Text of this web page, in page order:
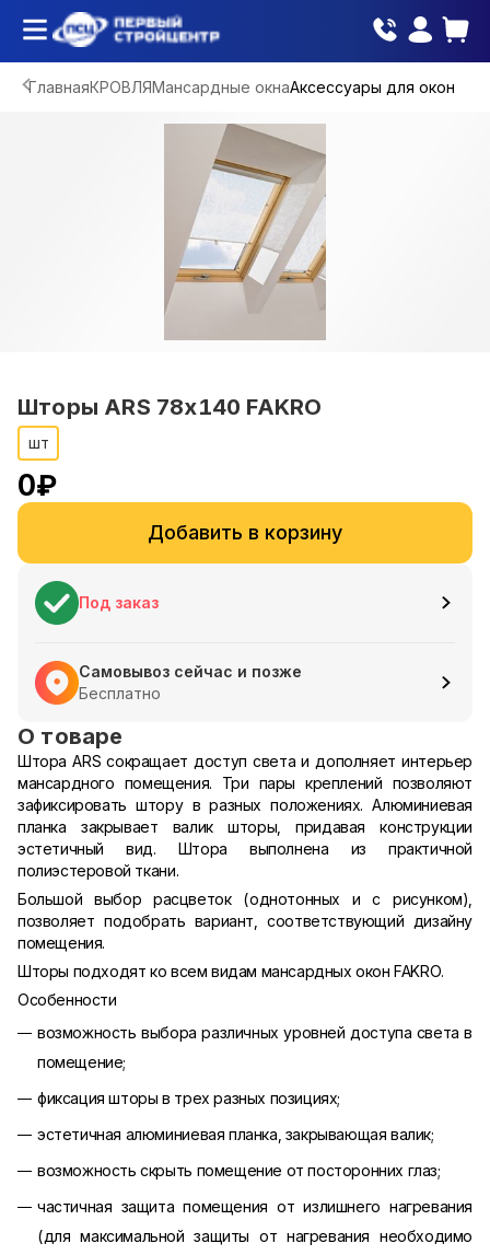
ГлавнаяКРОВЛЯМансардные окнаАксессуары для окон
Шторы ARS 78х140 FAKRO
шт
0₽
Добавить в корзину
Под заказ
Самовывоз сейчас и позже
Бесплатно
О товаре
Штора ARS сокращает доступ света и дополняет интерьер
мансардного помещения. Три пары креплений позволяют
зафиксировать штору в разных положениях. Алюминиевая
планка закрывает валик шторы, придавая конструкции
эстетичный вид. Штора выполнена из практичной
полиэстеровой ткани.
Большой выбор расцветок (однотонных и с рисунком),
позволяет подобрать вариант, соответствующий дизайну
помещения.
Шторы подходят ко всем видам мансардных окон FAKRO.
Особенности
возможность выбора различных уровней доступа света в
помещение;
фиксация шторы в трех разных позициях;
эстетичная алюминиевая планка, закрывающая валик;
возможность скрыть помещение от посторонних глаз;
частичная защита помещения от излишнего нагревания
(для максимальной защиты от нагревания необходимо